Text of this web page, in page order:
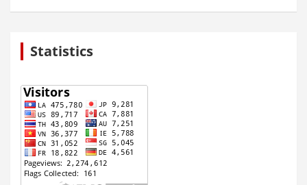
Statistics